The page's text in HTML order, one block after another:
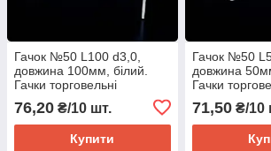
Гачок №50 L100 d3,0,
довжина 100мм, білий.
Гачки торговельні
металеві 10 шт упаковка.
Навіси на сітку
76,20 ₴/10 шт.
Купити
Гачок №50
довжина
Гачки
металеві 10
Навіси на
71,50₴/10